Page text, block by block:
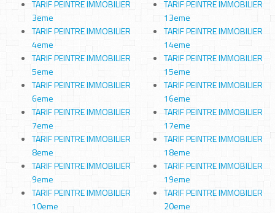
TARIF PEINTRE IMMOBILIER
3eme
TARIF PEINTRE IMMOBILIER
4eme
TARIF PEINTRE IMMOBILIER
5eme
TARIF PEINTRE IMMOBILIER
6eme
TARIF PEINTRE IMMOBILIER
7eme
TARIF PEINTRE IMMOBILIER
8eme
TARIF PEINTRE IMMOBILIER
9eme
TARIF PEINTRE IMMOBILIER
10eme
TARIF PEINTRE IMMOBILIER
13eme
TARIF PEINTRE IMMOBILIER
14eme
TARIF PEINTRE IMMOBILIER
15eme
TARIF PEINTRE IMMOBILIER
16eme
TARIF PEINTRE IMMOBILIER
17eme
TARIF PEINTRE IMMOBILIER
18eme
TARIF PEINTRE IMMOBILIER
19eme
TARIF PEINTRE IMMOBILIER
20eme